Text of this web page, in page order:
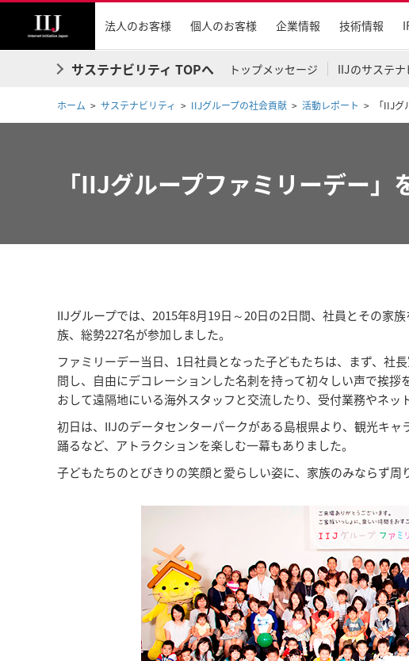
法人のお客様 個人のお客様 企業情報 技術情報
サステナビリティ TOPへ トップメッセージ IIJのサステ
ホーム サステナビリティ IIJグループの社会貢献 活動レポート 「IIJ
「IIJグループファミリーデー」
IIJグループでは、2015年8月19日～20日の2日間、社員とその家
族、総勢227名が参加しました。
ファミリーデー当日、1日社員となった子どもたちは、まず、社
問し、自由にデコレーションした名刺を持って初々しい声で挨
おして遠隔地にいる海外スタッフと交流したり、受付業務やネ
初日は、IIJのデータセンターパークがある島根県より、観光キ
踊るなど、アトラクションを楽しむ一幕もありました。
子どもたちのとびきりの笑顔と愛らしい姿に、家族のみならず周